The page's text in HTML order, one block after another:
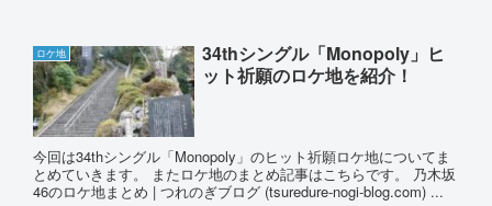
ロケ地
34thシングル「Monopoly」ヒ
ット祈願のロケ地を紹介！
今回は34thシングル「Monopoly」のヒット祈願ロケ地についてま
とめていきます。 またロケ地のまとめ記事はこちらです。 乃木坂
46のロケ地まとめ | つれのぎブログ (tsuredure-nogi-blog.com) ...